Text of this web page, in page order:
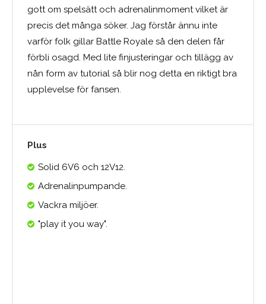
gott om spelsätt och adrenalinmoment vilket är
precis det många söker. Jag förstår ännu inte
varför folk gillar Battle Royale så den delen får
förbli osagd. Med lite finjusteringar och tillägg av
nån form av tutorial så blir nog detta en riktigt bra
upplevelse för fansen.
Plus
Solid 6V6 och 12V12.
Adrenalinpumpande.
Vackra miljöer.
"play it you way".